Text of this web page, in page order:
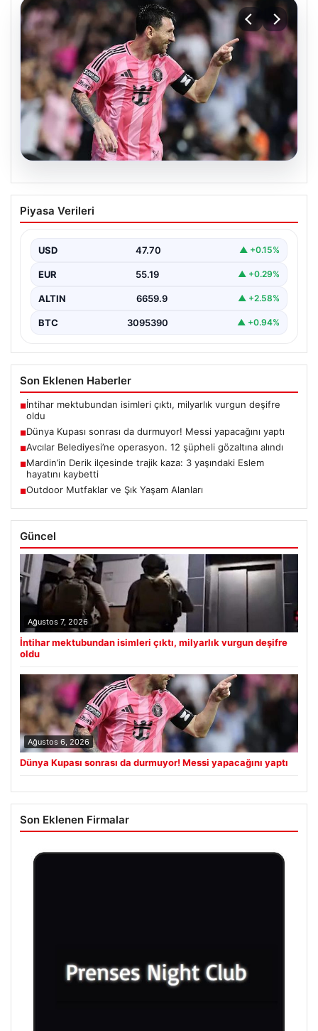
Dünya Kupası sonrası da durmuyor!
Messi yapacağını yaptı
Piyasa Verileri
USD 47.70 ▲ +0.15%
EUR 55.19 ▲ +0.29%
ALTIN 6659.9 ▲ +2.58%
BTC 3095390 ▲ +0.94%
Son Eklenen Haberler
■İntihar mektubundan isimleri çıktı, milyarlık vurgun deşifre
oldu
■Dünya Kupası sonrası da durmuyor! Messi yapacağını yaptı
■Avcılar Belediyesi’ne operasyon. 12 şüpheli gözaltına alındı
■Mardin’in Derik ilçesinde trajik kaza: 3 yaşındaki Eslem
hayatını kaybetti
■Outdoor Mutfaklar ve Şık Yaşam Alanları
Güncel
Ağustos 7, 2026
İntihar mektubundan isimleri çıktı, milyarlık vurgun deşifre
oldu
Ağustos 6, 2026
Dünya Kupası sonrası da durmuyor! Messi yapacağını yaptı
Son Eklenen Firmalar